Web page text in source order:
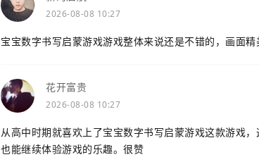
2026-08-08 10:27
宝宝数字书写启蒙游戏游戏整体来说还是不错的，画面精
花开富贵
2026-08-08 10:27
从高中时期就喜欢上了宝宝数字书写启蒙游戏这款游戏
也能继续体验游戏的乐趣。很赞